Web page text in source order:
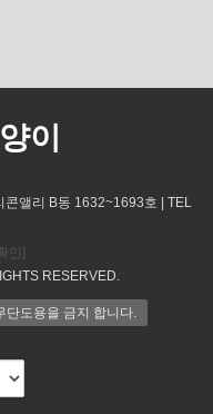
이
앨리 B동 1632~1693호 | TEL
인]
RESERVED.
단도용을 금지 합니다.